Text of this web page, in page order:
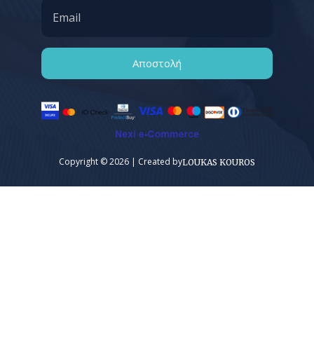
Αποστολή
Copyright © 2026 | Created byLOUKAS KOUROS